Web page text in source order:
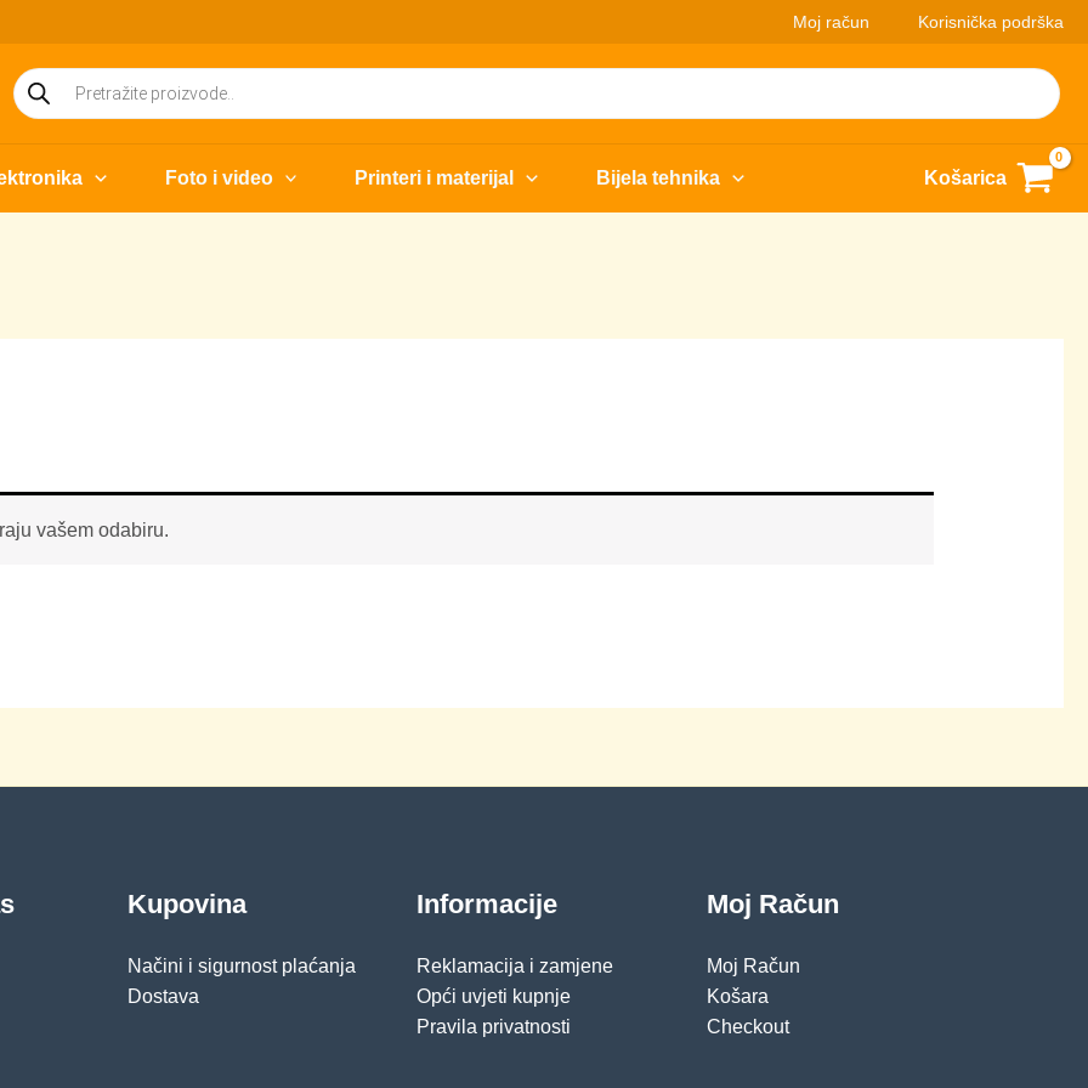
Moj račun Korisnička podrška
Products
search
Foto i video Printeri i materijal Bijela tehnika Košarica
vašem odabiru.
Kupovina
Načini i sigurnost plaćanja
Dostava
Informacije
Reklamacija i zamjene
Opći uvjeti kupnje
Pravila privatnosti
Moj Račun
Moj Račun
Košara
Checkout